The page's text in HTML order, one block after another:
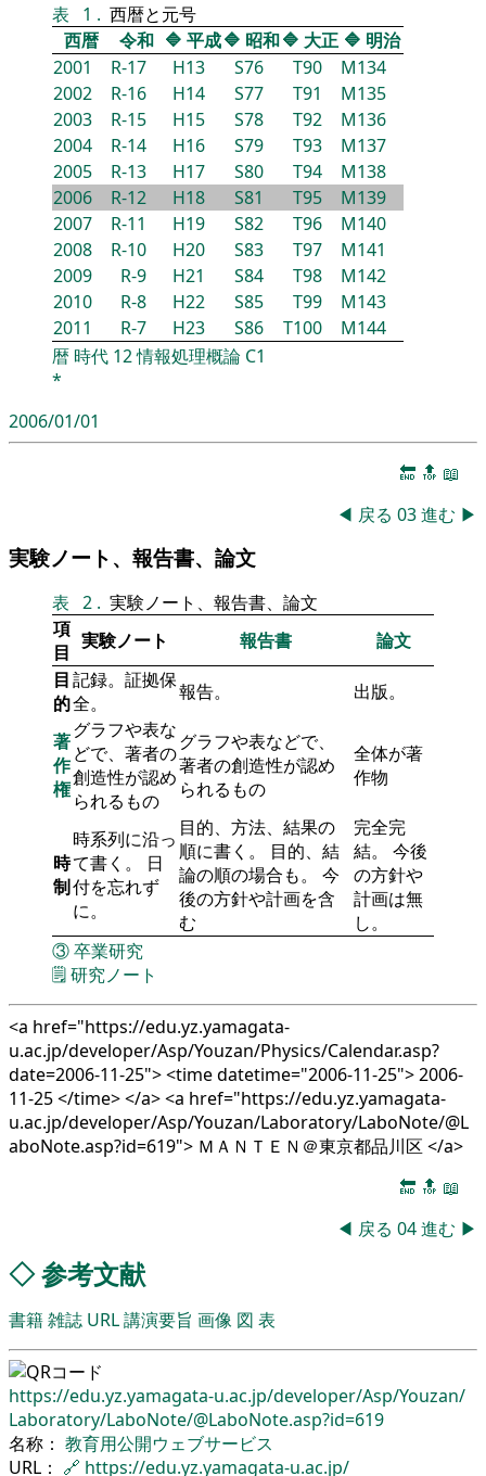
表 1 . 西暦と元号
西暦
令和 🔷 平成🔷 昭和🔷 大正 🔷 明治
2001
R-17 H13 S76 T90
M134
2002
R-16 H14 S77 T91
M135
2003
R-15 H15 S78 T92
M136
2004
R-14 H16 S79 T93
M137
2005
R-13 H17 S80 T94
M138
2006
R-12 H18 S81 T95
M139
2007
R-11 H19 S82 T96
M140
2008
R-10 H20 S83 T97
M141
2009
R-9 H21 S84 T98
M142
2010
R-8 H22 S85 T99
M143
2011
R-7 H23 S86 T100
M144
暦 時代 12情報処理概論 C1
*
2006/01/01
🔚 🔝 📖
◀ 戻る 03進む ▶
実験ノート、報告書、論文
表 2 . 実験ノート、報告書、論文
項
目 実験ノート 報告書
論文
目
的
記録。証拠保
全。
報告。 出版。
著
作
権
グラフや表な
どで、著者の
創造性が認め
られるもの
グラフや表などで、
著者の創造性が認め
られるもの
全体が著
作物
時
制
時系列に沿っ
て書く。 日
付を忘れず
に。
目的、方法、結果の
順に書く。 目的、結
論の順の場合も。 今
後の方針や計画を含
む
完全完
結。 今後
の方針や
計画は無
し。
③卒業研究
🗒️研究ノート
<a href="https://edu.yz.yamagata-
u.ac.jp/developer/Asp/Youzan/Physics/Calendar.asp?
date=2006-11-25"> <time datetime="2006-11-25"> 2006-
11-25 </time> </a> <a href="https://edu.yz.yamagata-
u.ac.jp/developer/Asp/Youzan/Laboratory/LaboNote/@L
aboNote.asp?id=619"> ＭＡＮＴＥＮ＠東京都品川区 </a>
🔚 🔝 📖
◀ 戻る 04進む ▶
◇参考文献
書籍雑誌 URL講演要旨 画像 図 表
https://edu.yz.yamagata-u.ac.jp/developer/Asp/Youzan/
Laboratory/LaboNote/@LaboNote.asp?id=619
名称： 教育用公開ウェブサービス
URL： 🔗 https://edu.yz.yamagata-u.ac.jp/